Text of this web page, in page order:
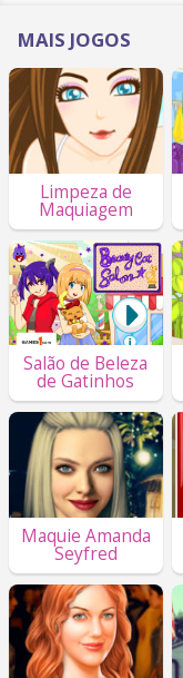
MAIS JOGOS
Limpeza de
Maquiagem
Salão de Beleza
de Gatinhos
Maquie Amanda
Seyfred